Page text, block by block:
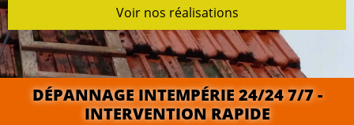
Voir nos réalisations
DÉPANNAGE INTEMPÉRIE 24/24 7/7 -
INTERVENTION RAPIDE